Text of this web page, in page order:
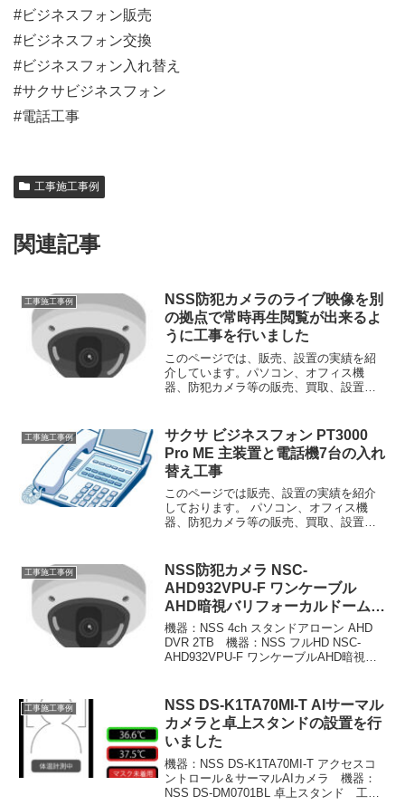
#ビジネスフォン販売
#ビジネスフォン交換
#ビジネスフォン入れ替え
#サクサビジネスフォン
#電話工事
工事施工事例
関連記事
工事施工事例
NSS防犯カメラのライブ映像を別
の拠点で常時再生閲覧が出来るよ
うに工事を行いました
このページでは、販売、設置の実績を紹
介しています。パソコン、オフィス機
器、防犯カメラ等の販売、買取、設置、
器、防犯カメラ等の販売、買取、設置、
ネットワーク設定をご検討の際は、ぜひ
弊社をご用命くださいませ。
工事施工事例
サクサ ビジネスフォン PT3000
Pro ME 主装置と電話機7台の入れ
替え工事
このページでは販売、設置の実績を紹介
しております。 パソコン、オフィス機
器、防犯カメラ等の販売、買取、設置、
器、防犯カメラ等の販売、買取、設置、
ネットワーク設定をご検討...
工事施工事例
NSS防犯カメラ NSC-
AHD932VPU-F ワンケーブル
AHD暗視バリフォーカルドーム型
カメラ
機器：NSS 4ch スタンドアローン AHD
DVR 2TB 機器：NSS フルHD NSC-
AHD932VPU-F ワンケーブルAHD暗視バ
4ch 機器：LG ...
工事施工事例
NSS DS-K1TA70MI-T AIサーマル
カメラと卓上スタンドの設置を行
いました
機器：NSS DS-K1TA70MI-T アクセスコ
ントロール＆サーマルAIカメラ 機器：
NSS DS-DM0701BL 卓上スタンド 工